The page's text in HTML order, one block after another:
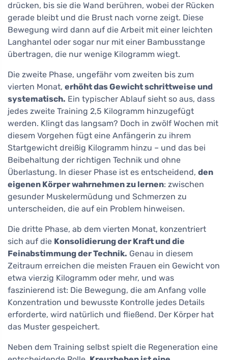
drücken, bis sie die Wand berühren, wobei der Rücken
gerade bleibt und die Brust nach vorne zeigt. Diese
Bewegung wird dann auf die Arbeit mit einer leichten
Langhantel oder sogar nur mit einer Bambusstange
übertragen, die nur wenige Kilogramm wiegt.
Die zweite Phase, ungefähr vom zweiten bis zum
vierten Monat, erhöht das Gewicht schrittweise und
systematisch. Ein typischer Ablauf sieht so aus, dass
jedes zweite Training 2,5 Kilogramm hinzugefügt
werden. Klingt das langsam? Doch in zwölf Wochen mit
diesem Vorgehen fügt eine Anfängerin zu ihrem
Startgewicht dreißig Kilogramm hinzu – und das bei
Beibehaltung der richtigen Technik und ohne
Überlastung. In dieser Phase ist es entscheidend, den
eigenen Körper wahrnehmen zu lernen: zwischen
gesunder Muskelermüdung und Schmerzen zu
unterscheiden, die auf ein Problem hinweisen.
Die dritte Phase, ab dem vierten Monat, konzentriert
sich auf die Konsolidierung der Kraft und die
Feinabstimmung der Technik. Genau in diesem
Zeitraum erreichen die meisten Frauen ein Gewicht von
etwa vierzig Kilogramm oder mehr, und was
faszinierend ist: Die Bewegung, die am Anfang volle
Konzentration und bewusste Kontrolle jedes Details
erforderte, wird natürlich und fließend. Der Körper hat
das Muster gespeichert.
Neben dem Training selbst spielt die Regeneration eine